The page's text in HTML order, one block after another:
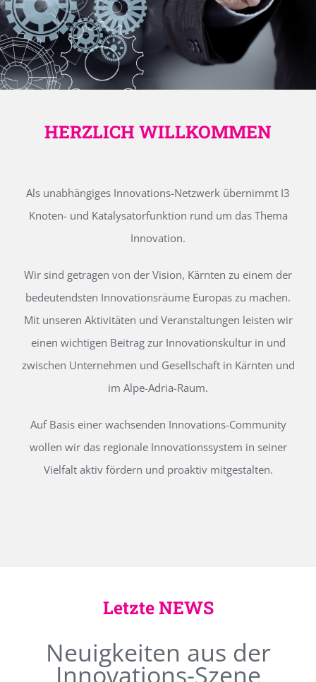
HERZLICH WILLKOMMEN
Als unabhängiges Innovations-Netzwerk übernimmt I3
Knoten- und Katalysatorfunktion rund um das Thema
Innovation.
Wir sind getragen von der Vision, Kärnten zu einem der
bedeutendsten Innovationsräume Europas zu machen.
Mit unseren Aktivitäten und Veranstaltungen leisten wir
einen wichtigen Beitrag zur Innovationskultur in und
zwischen Unternehmen und Gesellschaft in Kärnten und
im Alpe-Adria-Raum.
Auf Basis einer wachsenden Innovations-Community
wollen wir das regionale Innovationssystem in seiner
Vielfalt aktiv fördern und proaktiv mitgestalten.
Letzte NEWS
Neuigkeiten aus der
Innovations-Szene